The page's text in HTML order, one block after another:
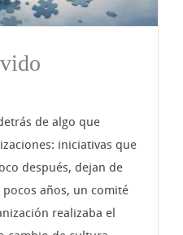
de algo que
iniciativas que
después, dejan de
años, un comité
realizaba el